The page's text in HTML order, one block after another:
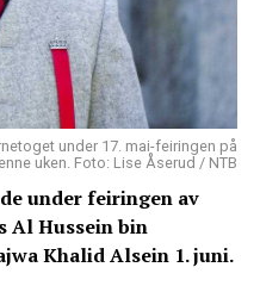
under 17. mai-feiringen på
uken. Foto: Lise Åserud / NTB
under feiringen av
Al Hussein bin
Khalid Alsein 1. juni.